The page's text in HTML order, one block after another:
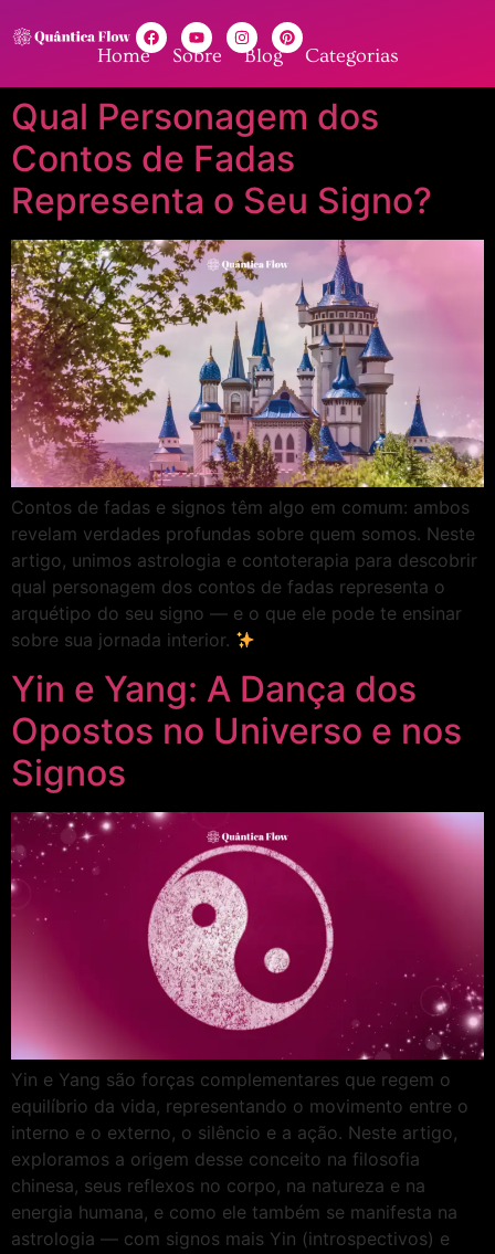
Home Sobre Blog Categorias
Qual Personagem dos
Contos de Fadas
Representa o Seu Signo?
Contos de fadas e signos têm algo em comum: ambos
revelam verdades profundas sobre quem somos. Neste
artigo, unimos astrologia e contoterapia para descobrir
qual personagem dos contos de fadas representa o
arquétipo do seu signo — e o que ele pode te ensinar
sobre sua jornada interior.
Yin e Yang: A Dança dos
Opostos no Universo e nos
Signos
Yin e Yang são forças complementares que regem o
equilíbrio da vida, representando o movimento entre o
interno e o externo, o silêncio e a ação. Neste artigo,
exploramos a origem desse conceito na filosofia
chinesa, seus reflexos no corpo, na natureza e na
energia humana, e como ele também se manifesta na
astrologia — com signos mais Yin (introspectivos) e